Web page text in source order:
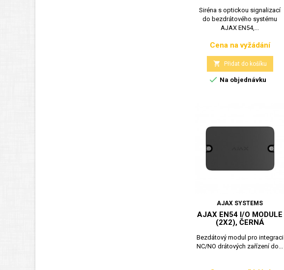
Siréna s optickou signalizací
do bezdrátového systému
AJAX EN54,...
Cena
Cena na vyžádání
 Přidat do košíku
 Na objednávku
AJAX SYSTEMS
AJAX EN54 I/O MODULE
(2X2), ČERNÁ
Bezdátový modul pro integraci
NC/NO drátových zařízení do...